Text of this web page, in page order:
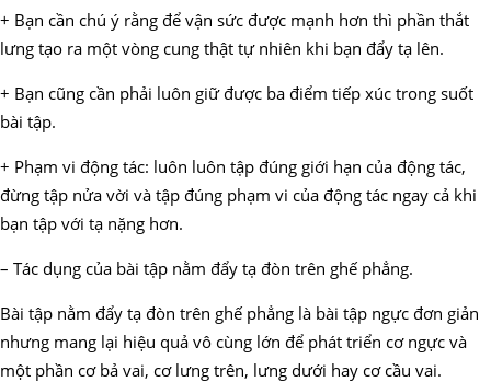
+ Bạn cần chú ý rằng để vận sức được mạnh hơn thì phần thắt
lưng tạo ra một vòng cung thật tự nhiên khi bạn đẩy tạ lên.
+ Bạn cũng cần phải luôn giữ được ba điểm tiếp xúc trong suốt
bài tập.
+ Phạm vi động tác: luôn luôn tập đúng giới hạn của động tác,
đừng tập nửa vời và tập đúng phạm vi của động tác ngay cả khi
bạn tập với tạ nặng hơn.
– Tác dụng của bài tập nằm đẩy tạ đòn trên ghế phẳng.
Bài tập nằm đẩy tạ đòn trên ghế phẳng là bài tập ngực đơn giản
nhưng mang lại hiệu quả vô cùng lớn để phát triển cơ ngực và
một phần cơ bả vai, cơ lưng trên, lưng dưới hay cơ cầu vai.